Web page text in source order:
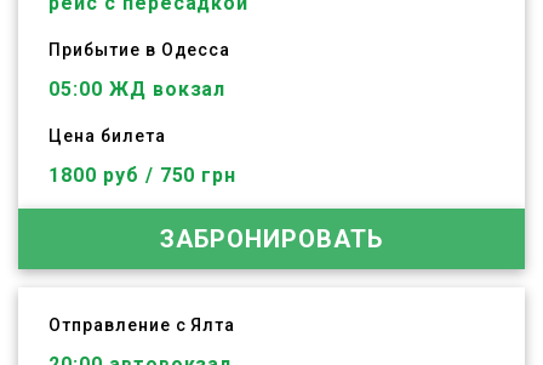
Прибытие в Одесса
05:00 ЖД вокзал
Цена билета
1800 руб / 750 грн
ЗАБРОНИРОВАТЬ
Отправление с Ялта